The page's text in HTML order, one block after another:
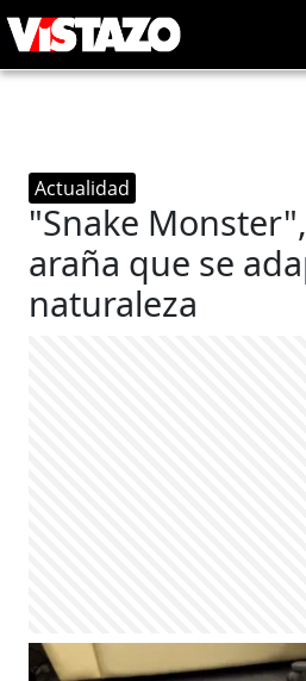
Actualidad
"Snake
araña que se
naturaleza